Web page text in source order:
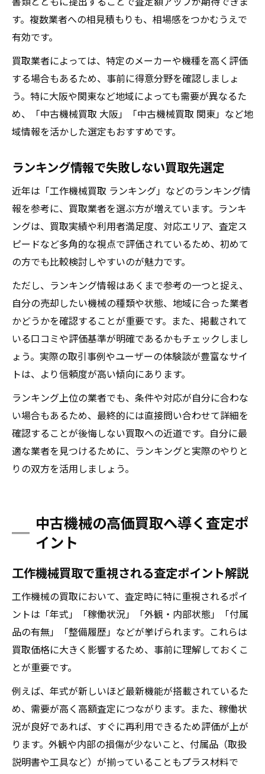
す。複数業者への相見積もりも、相場感をつかむうえで
有効です。
買取業者によっては、特定のメーカーや機種を高く評価
する場合もあるため、事前に得意分野を確認しましょ
う。特に大阪や関東など地域によっても需要が異なるた
め、「中古機械買取 大阪」「中古機械買取 関東」など地
域情報を活かした選定もおすすめです。
ランキング情報で失敗しない買取先選定
近年は「工作機械買取 ランキング」などのランキング情
報を参考に、買取業者を選ぶ方が増えています。ランキ
ングは、買取実績や利用者満足度、対応エリア、査定ス
ピードなど多角的な視点で評価されているため、初めて
の方でも比較検討しやすいのが魅力です。
ただし、ランキング情報はあくまで参考の一つと捉え、
自分の売却したい機械の種類や状態、地域に合った業者
かどうかを確認することが重要です。また、掲載されて
いる口コミや評価基準が明確であるかもチェックしまし
ょう。実際の取引事例やユーザーの体験談が豊富なサイ
トは、より信頼度が高い傾向にあります。
ランキング上位の業者でも、条件や対応が自分に合わな
い場合もあるため、最終的には直接問い合わせて詳細を
確認することが後悔しない買取への近道です。自分に最
適な業者を見つけるために、ランキングと実際のやりと
りの双方を活用しましょう。
中古機械の高価買取へ導く査定ポ
イント
工作機械買取で重視される査定ポイント解説
工作機械の買取において、査定時に特に重視されるポイ
ントは「年式」「稼働状況」「外観・内部状態」「付属
品の有無」「整備履歴」などが挙げられます。これらは
買取価格に大きく影響するため、事前に理解しておくこ
とが重要です。
例えば、年式が新しいほど最新機能が搭載されているた
め、需要が高く高額査定につながります。また、稼働状
況が良好であれば、すぐに再利用できるため評価が上が
ります。外観や内部の損傷が少ないこと、付属品（取扱
説明書や工具など）が揃っていることもプラス材料で